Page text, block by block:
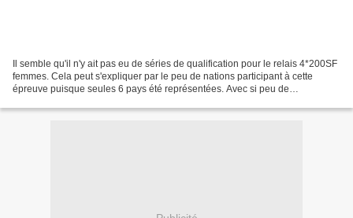
Il semble qu'il n'y ait pas eu de séries de qualification pour le relais 4*200SF
femmes. Cela peut s'expliquer par le peu de nations participant à cette
épreuve puisque seules 6 pays été représentées. Avec si peu de